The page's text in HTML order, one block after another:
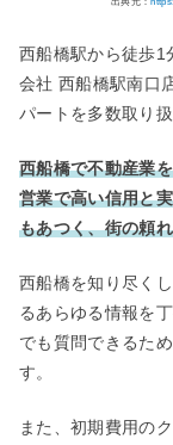
西船橋駅から徒歩1
会社 西船橋駅南口
パートを多数取り
西船橋で不動産業
営業で高い信用と
もあつく、街の頼
西船橋を知り尽く
るあらゆる情報を
でも質問できるた
す。
また、初期費用の